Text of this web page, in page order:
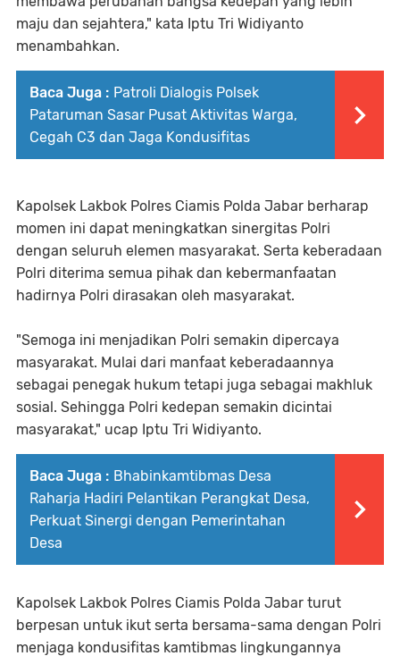
maju dan sejahtera," kata Iptu Tri Widiyanto
menambahkan.
Baca Juga : Patroli Dialogis Polsek
Pataruman Sasar Pusat Aktivitas Warga,
Cegah C3 dan Jaga Kondusifitas
Kapolsek Lakbok Polres Ciamis Polda Jabar berharap
momen ini dapat meningkatkan sinergitas Polri
dengan seluruh elemen masyarakat. Serta keberadaan
Polri diterima semua pihak dan kebermanfaatan
hadirnya Polri dirasakan oleh masyarakat.
"Semoga ini menjadikan Polri semakin dipercaya
masyarakat. Mulai dari manfaat keberadaannya
sebagai penegak hukum tetapi juga sebagai makhluk
sosial. Sehingga Polri kedepan semakin dicintai
masyarakat," ucap Iptu Tri Widiyanto.
Baca Juga : Bhabinkamtibmas Desa
Raharja Hadiri Pelantikan Perangkat Desa,
Perkuat Sinergi dengan Pemerintahan
Desa
Kapolsek Lakbok Polres Ciamis Polda Jabar turut
berpesan untuk ikut serta bersama-sama dengan Polri
menjaga kondusifitas kamtibmas lingkungannya